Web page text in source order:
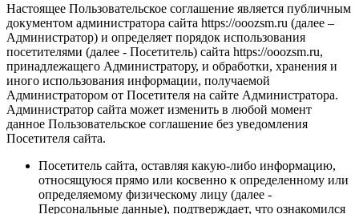
Настоящее Пользовательское соглашение является публичным
документом администратора сайта https://ooozsm.ru (далее –
Администратор) и определяет порядок использования
посетителями (далее - Посетитель) сайта https://ooozsm.ru,
принадлежащего Администратору, и обработки, хранения и
иного использования информации, получаемой
Администратором от Посетителя на сайте Администратора.
Администратор сайта может изменить в любой момент
данное Пользовательское соглашение без уведомления
Посетителя сайта.
Посетитель сайта, оставляя какую-либо информацию,
относящуюся прямо или косвенно к определенному или
определяемому физическому лицу (далее -
Персональные данные), подтверждает, что ознакомился